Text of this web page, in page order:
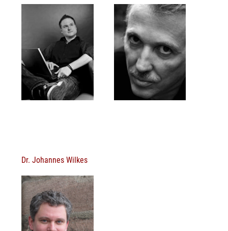
Dr. Johannes Wilkes